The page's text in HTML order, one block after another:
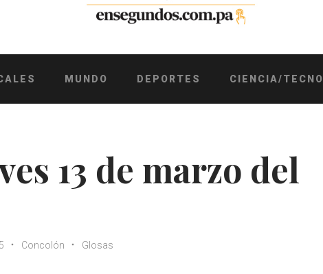
MUNDO DEPORTES CIENCIA/TECNO
13 de marzo del
Concolón Glosas